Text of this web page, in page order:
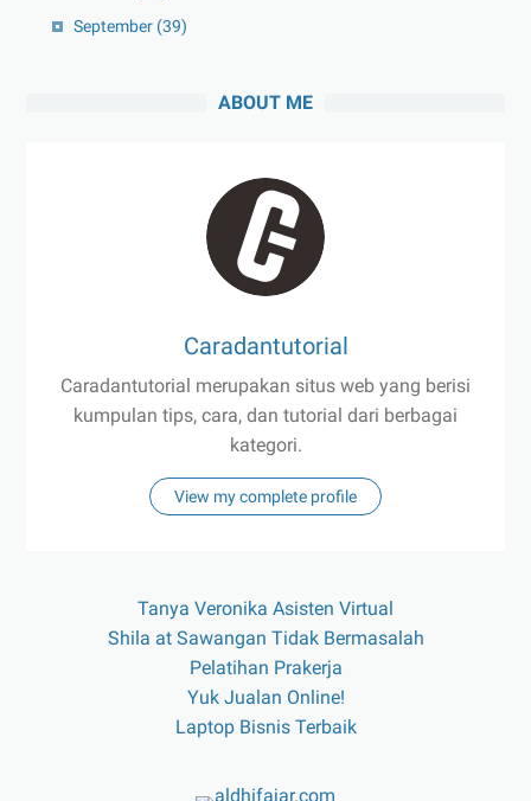
September (39)
ABOUT ME
Caradantutorial
Caradantutorial merupakan situs web yang berisi
kumpulan tips, cara, dan tutorial dari berbagai
kategori.
View my complete profile
Tanya Veronika Asisten Virtual
Shila at Sawangan Tidak Bermasalah
Pelatihan Prakerja
Yuk Jualan Online!
Laptop Bisnis Terbaik